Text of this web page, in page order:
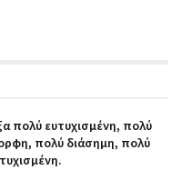
πολύ ευτυχισμένη, πολύ
πολύ διάσημη, πολύ